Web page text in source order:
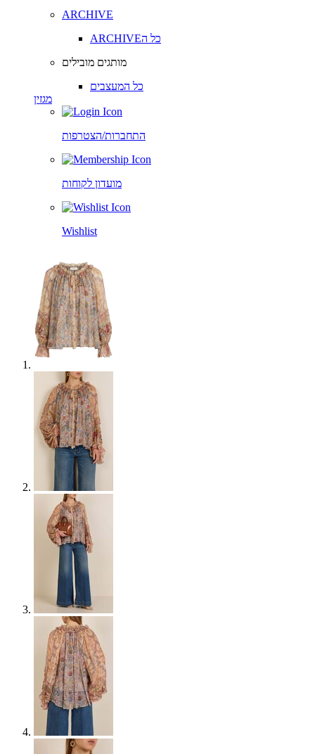
ARCHIVE
ARCHIVEכל ה
מותגים מובילים
כל המעצבים
מגזין
התחברות/הצטרפות
מועדון לקוחות
Wishlist